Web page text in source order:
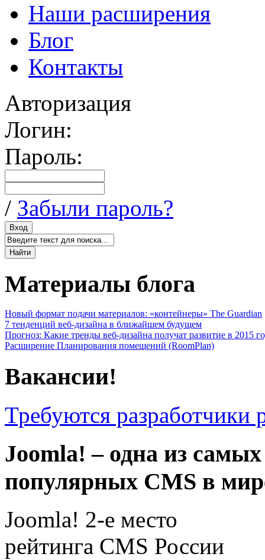
Наши расширения
Блог
Контакты
Авторизация
Логин:
Пароль:
/ Забыли пароль?
Материалы блога
Новый формат подачи материалов: «контейнеры» The Guardian
7 тенденций веб-дизайна в ближайшем будущем
Прогноз: Какие тренды веб-дизайна получат развитие в 2015
Расширение Планирования помещений (RoomPlan)
Вакансии!
Требуются
Joomla! – одна из самых
популярных CMS в
Joomla! 2-е место
рейтинга CMS России